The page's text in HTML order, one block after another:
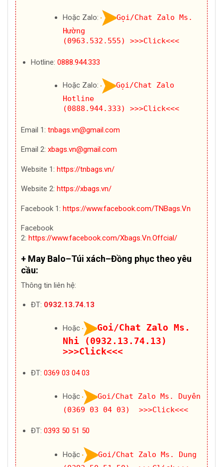
Hoặc Zalo:
Gọi/Chat Zalo Ms.
Hường
(0963.532.555)
>>>Click<<<
Hotline: 0888.944.333
Hoặc Zalo:
Gọi/Chat Zalo
Hotline
(0888.944.333)
>>>Click<<<
Email 1: tnbags.vn@gmail.com
Email 2: xbags.vn@gmail.com
Website 1: https://tnbags.vn/
Website 2: https://xbags.vn/
Facebook 1: https://www.facebook.com/TNBags.Vn
Facebook
2: https://www.facebook.com/Xbags.Vn.Offcial/
+ May Balo–Túi xách–Đồng phục theo yêu
cầu:
Thông tin liên hệ:
ĐT: 0932.13.74.13
Hoặc
Goi/Chat Zalo Ms.
Nhi (0932.13.74.13)
>>>Click<<<
ĐT: 0369 03 04 03
Hoặc
Goi/Chat Zalo Ms. Duyên
(0369 03 04 03) >>>Click<<<
ĐT: 0393 50 51 50
Hoặc
Goi/Chat Zalo Ms. Dung